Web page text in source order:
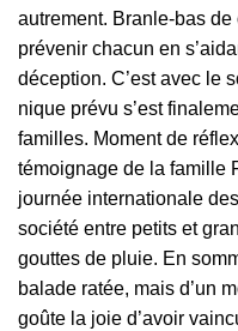
autrement. Branle-bas
prévenir chacun en
déception. C’est avec le
nique prévu s’est
familles. Moment de
témoignage de la famille
journée internationale
société entre petits et
gouttes de pluie. En
balade ratée, mais d’un
goûte la joie d’avoir